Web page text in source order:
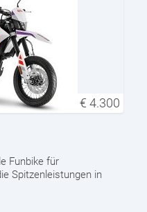
€ 4.300
Funbike für
Spitzenleistungen in